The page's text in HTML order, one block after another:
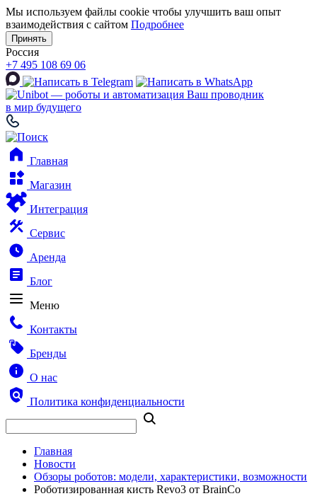
Мы используем файлы cookie чтобы улучшить ваш опыт
взаимодействия с сайтом Подробнее
Принять
Россия
+7 495 108 69 06
Ваш проводник
в мир будущего
Главная
Магазин
Интеграция
Сервис
Аренда
Блог
Меню
Контакты
Бренды
О нас
Политика конфиденциальности
Главная
Новости
Обзоры роботов: модели, характеристики, возможности
Роботизированная кисть Revo3 от BrainCo